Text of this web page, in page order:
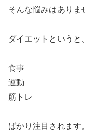
そんな悩みはありま
ダイエットというと、
食事
運動
筋トレ
ばかり注目されます。